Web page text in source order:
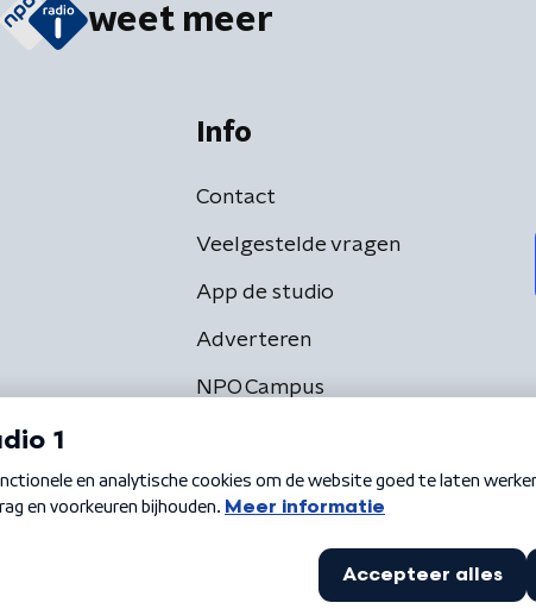
weet meer
Info
Contact
Veelgestelde vragen
App de studio
Adverteren
NPO Campus
Privacybeleid